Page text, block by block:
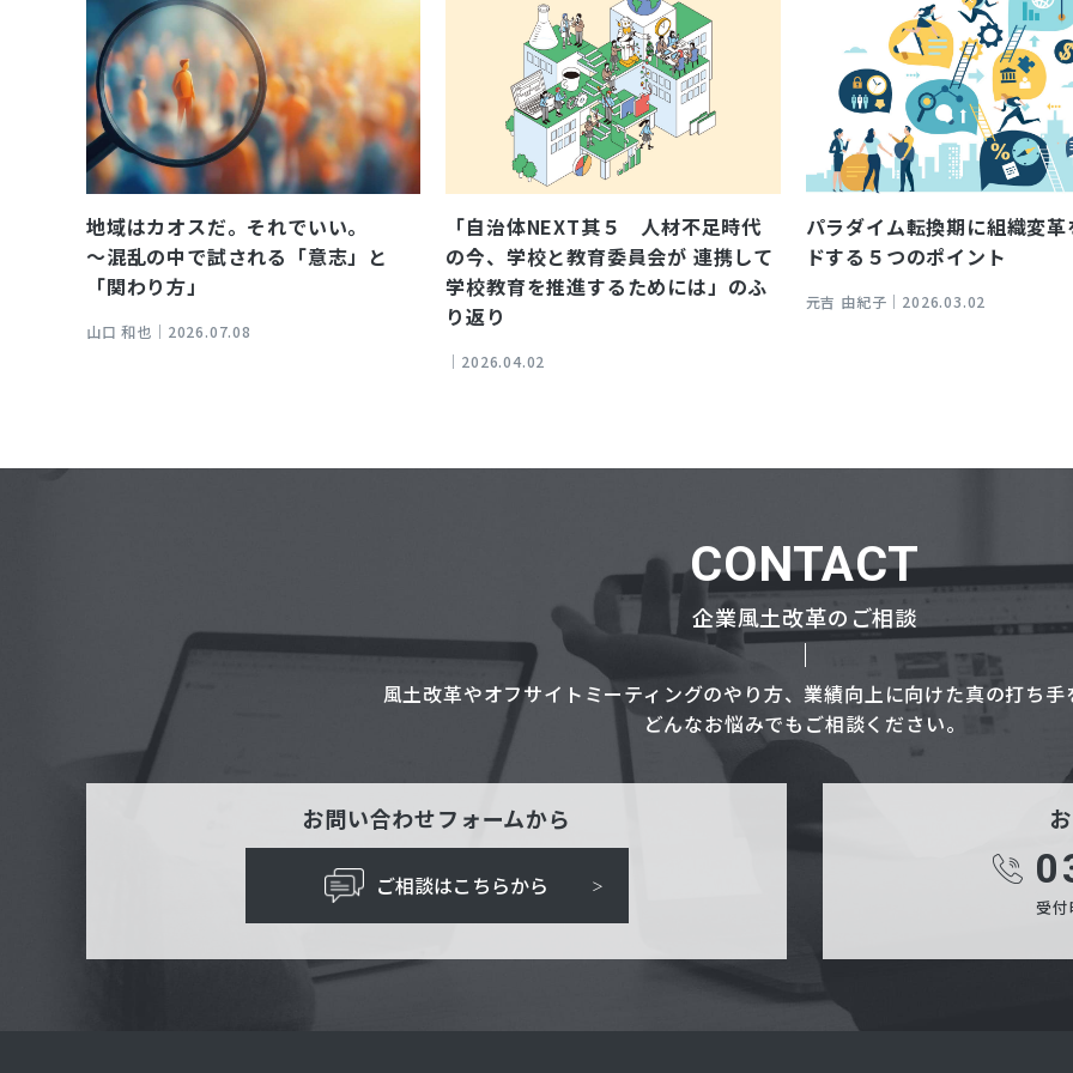
地域はカオスだ。それでいい。
～混乱の中で試される「意志」と
「関わり方」
山口 和也｜ 2026.07.08
「自治体NEXT其５ 人材不足時代
の今、学校と教育委員会が 連携して
学校教育を推進するためには」のふ
り返り
｜ 2026.04.02
パラダイム転換期に組織変
ドする５つのポイント
元吉 由紀子｜ 2026.03.02
CONTACT
企業風土改革のご相談
風土改革やオフサイトミーティングのやり方、業績向上に向けた真の打ち
どんなお悩みでもご相談ください。
お問い合わせフォームから
ご相談はこちらから
受